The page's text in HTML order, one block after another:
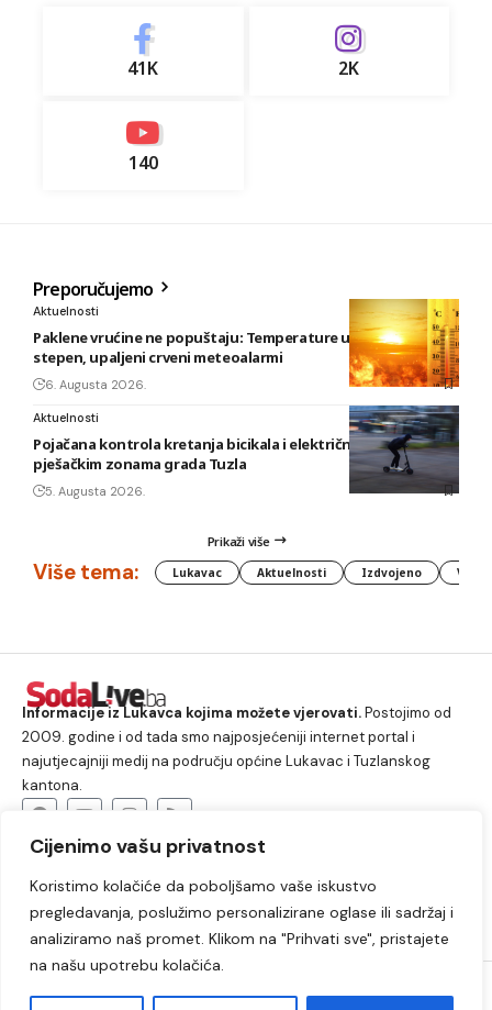
Cijenimo vašu privatnost
Koristimo kolačiće da poboljšamo vaše iskustvo
pregledavanja, poslužimo personalizirane oglase ili sadržaj i
analiziramo naš promet. Klikom na "Prihvati sve", pristajete
na našu upotrebu kolačića.
41K 2K
140
Preporučujemo
Aktuelnosti
Paklene vrućine ne popuštaju: Temperature u BiH i do 41
stepen, upaljeni crveni meteoalarmi
6. Augusta 2026.
Aktuelnosti
Pojačana kontrola kretanja bicikala i električnih romobila u
pješačkim zonama grada Tuzla
5. Augusta 2026.
Prikaži više
Više tema: Lukavac Aktuelnosti Izdvojeno
Informacije iz Lukavca kojima možete vjerovati.Postojimo od
2009. godine i od tada smo najposjećeniji internet portal i
najutjecajniji medij na području općine Lukavac i Tuzlanskog
kantona.
Lukavac Društvo Crna hronika
Sport
Kultura
Kolumne Slobodno vrijeme